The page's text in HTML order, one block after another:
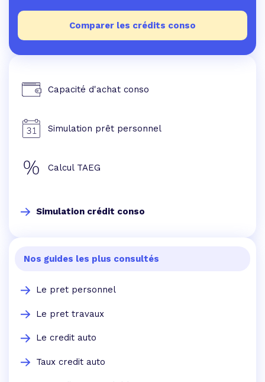
Comparer les crédits conso
Capacité d'achat conso
Simulation prêt personnel
Calcul TAEG
Simulation crédit conso
Nos guides les plus consultés
Le pret personnel
Le pret travaux
Le credit auto
Taux credit auto